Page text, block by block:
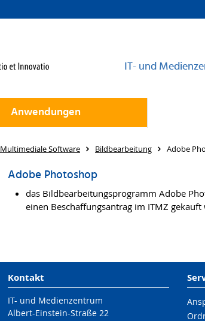
IT- und
Anwendungen
Multimediale Software Bildbearbeitung Adobe
Adobe Photoshop
das Bildbearbeitungsprogramm Adobe
einen Beschaffungsantrag im ITMZ gekauft
Kontakt
IT- und Medienzentrum
Albert-Einstein-Straße 22